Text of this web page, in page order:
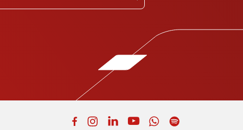
Facebook
Instagram
LinkedIn
YouTubeWhatsApp